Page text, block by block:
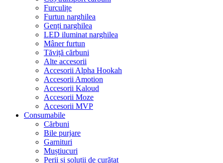
Furculițe
Furtun narghilea
Genți narghilea
LED iluminat narghilea
Mâner furtun
Tăviță cărbuni
Alte accesorii
Accesorii Alpha Hookah
Accesorii Amotion
Accesorii Kaloud
Accesorii Moze
Accesorii MVP
Consumabile
Cărbuni
Bile purjare
Garnituri
Muștiucuri
Perii și soluții de curățat